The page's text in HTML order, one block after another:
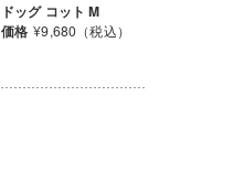
ドッグ コット M
価格 ¥9,680（税込）